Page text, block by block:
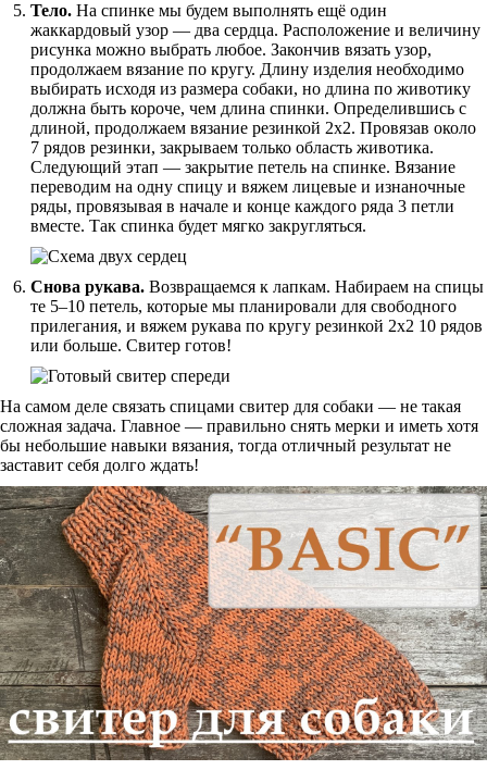
Тело. На спинке мы будем выполнять ещё один
жаккардовый узор — два сердца. Расположение и величину
рисунка можно выбрать любое. Закончив вязать узор,
продолжаем вязание по кругу. Длину изделия необходимо
выбирать исходя из размера собаки, но длина по животику
должна быть короче, чем длина спинки. Определившись с
длиной, продолжаем вязание резинкой 2х2. Провязав около
7 рядов резинки, закрываем только область животика.
Следующий этап — закрытие петель на спинке. Вязание
переводим на одну спицу и вяжем лицевые и изнаночные
ряды, провязывая в начале и конце каждого ряда 3 петли
вместе. Так спинка будет мягко закругляться.
Снова рукава. Возвращаемся к лапкам. Набираем на спицы
те 5–10 петель, которые мы планировали для свободного
прилегания, и вяжем рукава по кругу резинкой 2х2 10 рядов
или больше. Свитер готов!
На самом деле связать спицами свитер для собаки — не такая
сложная задача. Главное — правильно снять мерки и иметь хотя
бы небольшие навыки вязания, тогда отличный результат не
заставит себя долго ждать!